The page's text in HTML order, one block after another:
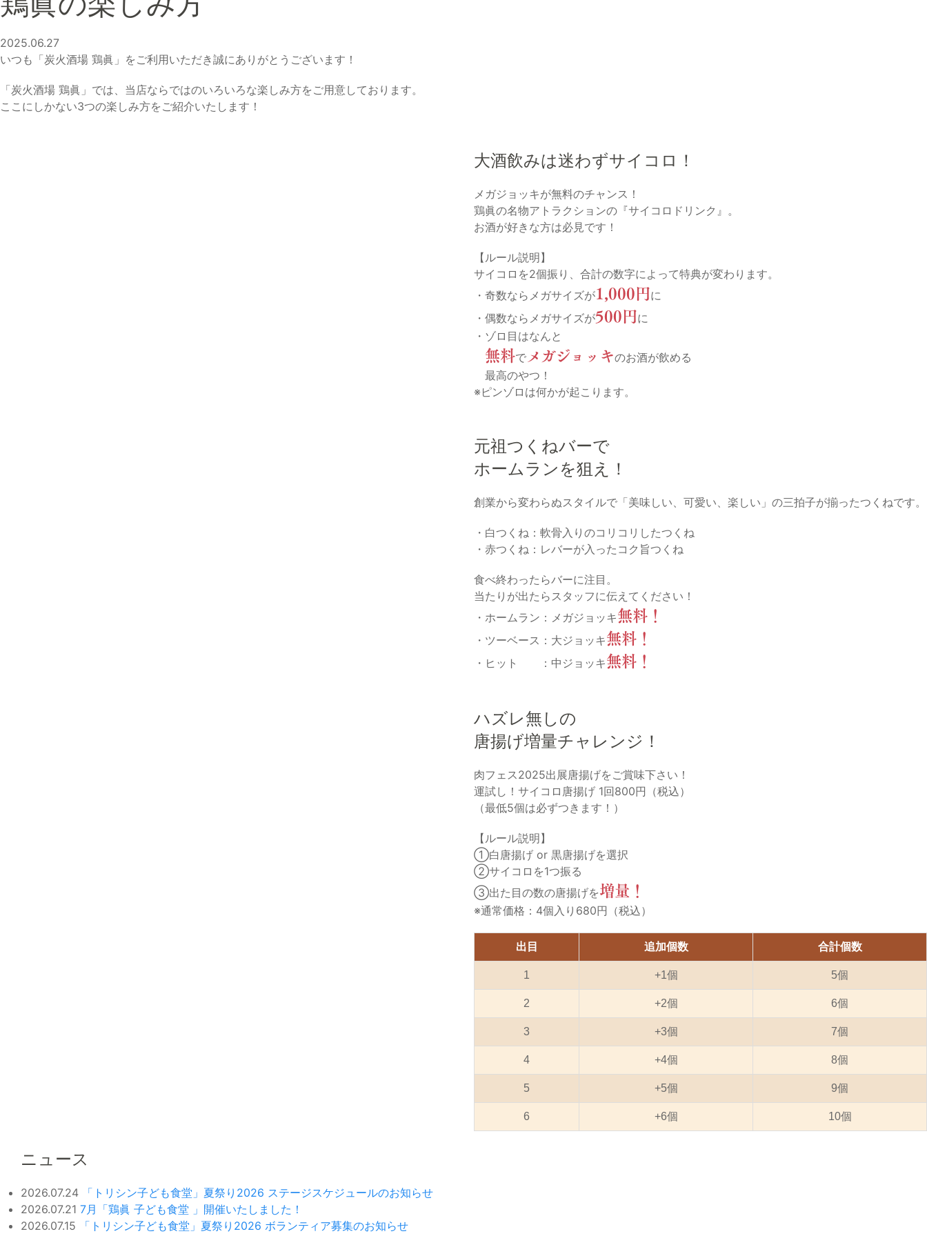
2025.06.27
いつも「炭火酒場 鶏眞」をご利用いただき誠にありがとうございます！
「炭火酒場 鶏眞」では、当店ならではのいろいろな楽しみ方をご用意しております。
ここにしかない3つの楽しみ方をご紹介いたします！
大酒飲みは迷わずサイコロ！
メガジョッキが無料のチャンス！
鶏眞の名物アトラクションの『サイコロドリンク』。
お酒が好きな方は必見です！
【ルール説明】
サイコロを2個振り、合計の数字によって特典が変わります。
・奇数ならメガサイズが1,000円に
・偶数ならメガサイズが500円に
・ゾロ目はなんと
無料で メガジョッキのお酒が飲める
最高のやつ！
※ピンゾロは何かが起こります。
元祖つくねバーで
ホームランを狙え！
創業から変わらぬスタイルで「美味しい、可愛い、楽しい」の三拍子が揃ったつくねです。
・白つくね：軟骨入りのコリコリしたつくね
・赤つくね：レバーが入ったコク旨つくね
食べ終わったらバーに注目。
当たりが出たらスタッフに伝えてください！
・ホームラン：メガジョッキ無料！
・ツーベース：大ジョッキ無料！
・ヒット ：中ジョッキ無料！
ハズレ無しの
唐揚げ増量チャレンジ！
肉フェス2025出展唐揚げをご賞味下さい！
運試し！サイコロ唐揚げ 1回800円（税込）
（最低5個は必ずつきます！）
【ルール説明】
①白唐揚げ or 黒唐揚げを選択
②サイコロを1つ振る
③出た目の数の唐揚げを増量！
※通常価格：4個入り680円（税込）
出目 追加個数 合計個数
1 +1個 5個
2 +2個 6個
3 +3個 7個
4 +4個 8個
5 +5個 9個
6 +6個 10個
ニュース
2026.07.24
「トリシン子ども食堂」夏祭り2026 ステージスケジュールのお知らせ
2026.07.21 7月「鶏眞 子ども食堂 」開催いたしました！
2026.07.15
「トリシン子ども食堂」夏祭り2026 ボランティア募集のお知らせ